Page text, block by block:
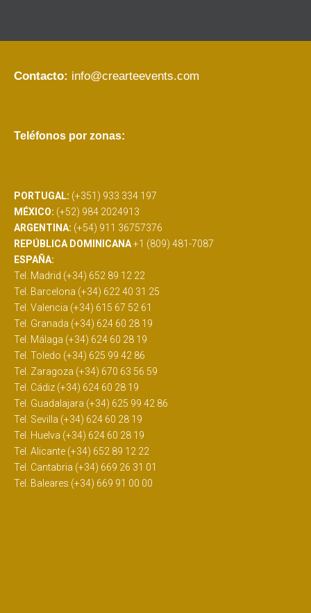
Contacto: info@crearteevents.com
Teléfonos por zonas:
PORTUGAL: (+351) 933 334 197
MÉXICO: (+52) 984 2024913
ARGENTINA: (+54) 911 36757376
REPÚBLICA DOMINICANA+1 (809) 481-7087
ESPAÑA:
Tel. Madrid (+34) 652 89 12 22
Tel. Barcelona (+34) 622 40 31 25
Tel. Valencia (+34) 615 67 52 61
Tel. Granada (+34) 624 60 28 19
Tel. Málaga (+34) 624 60 28 19
Tel. Toledo (+34) 625 99 42 86
Tel. Zaragoza (+34) 670 63 56 59
Tel. Cádiz (+34) 624 60 28 19
Tel. Guadalajara (+34) 625 99 42 86
Tel. Sevilla (+34) 624 60 28 19
Tel. Huelva (+34) 624 60 28 19
Tel. Alicante (+34) 652 89 12 22
Tel. Cantabria (+34) 669 26 31 01
Tel. Baleares (+34) 669 91 00 00